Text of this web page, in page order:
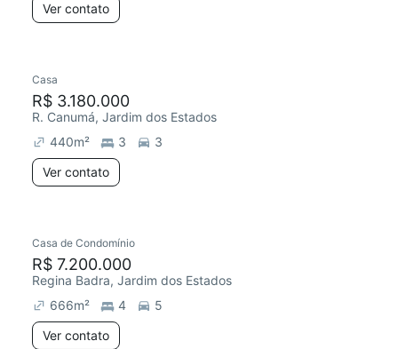
Ver contato
Casa
R$ 3.180.000
R. Canumá, Jardim dos Estados
440m² 3
3
Ver contato
Casa de Condomínio
R$ 7.200.000
Regina Badra, Jardim dos Estados
666m² 4
5
Ver contato